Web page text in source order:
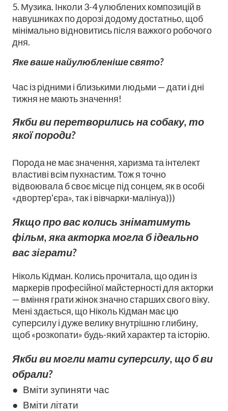
5. Музика. Інколи 3-4 улюблених композицій в
навушниках по дорозі додому достатньо, щоб
мінімально відновитись після важкого робочого
дня.
Яке ваше найулюбленіше свято?
Час із рідними і близькими людьми — дати і дні
тижня не мають значення!
Якби ви перетворились на собаку, то
якої породи?
Порода не має значення, харизма та інтелект
властиві всім пухнастим. Тож я точно
відвоювала б своє місце під сонцем, як в особі
«двортер'єра», так і вівчарки-малінуа)))
Якщо про вас колись зніматимуть
фільм, яка акторка могла б ідеально
вас зіграти?
Ніколь Кідман. Колись прочитала, що один із
маркерів професійної майстерності для акторки
— вміння грати жінок значно старших свого віку.
Мені здається, що Ніколь Кідман має цю
суперсилу і дуже велику внутрішню глибину,
щоб «розкопати» будь-який характер та історію.
Якби ви могли мати суперсилу, що б ви
обрали?
● Вміти зупиняти час
● Вміти літати